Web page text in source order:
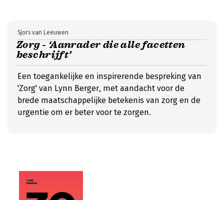
Zorg - ‘Aanrader die alle facetten
beschrijft’
Sjors van Leeuwen
Een toegankelijke en inspirerende bespreking van
'Zorg' van Lynn Berger, met aandacht voor de
brede maatschappelijke betekenis van zorg en de
urgentie om er beter voor te zorgen.